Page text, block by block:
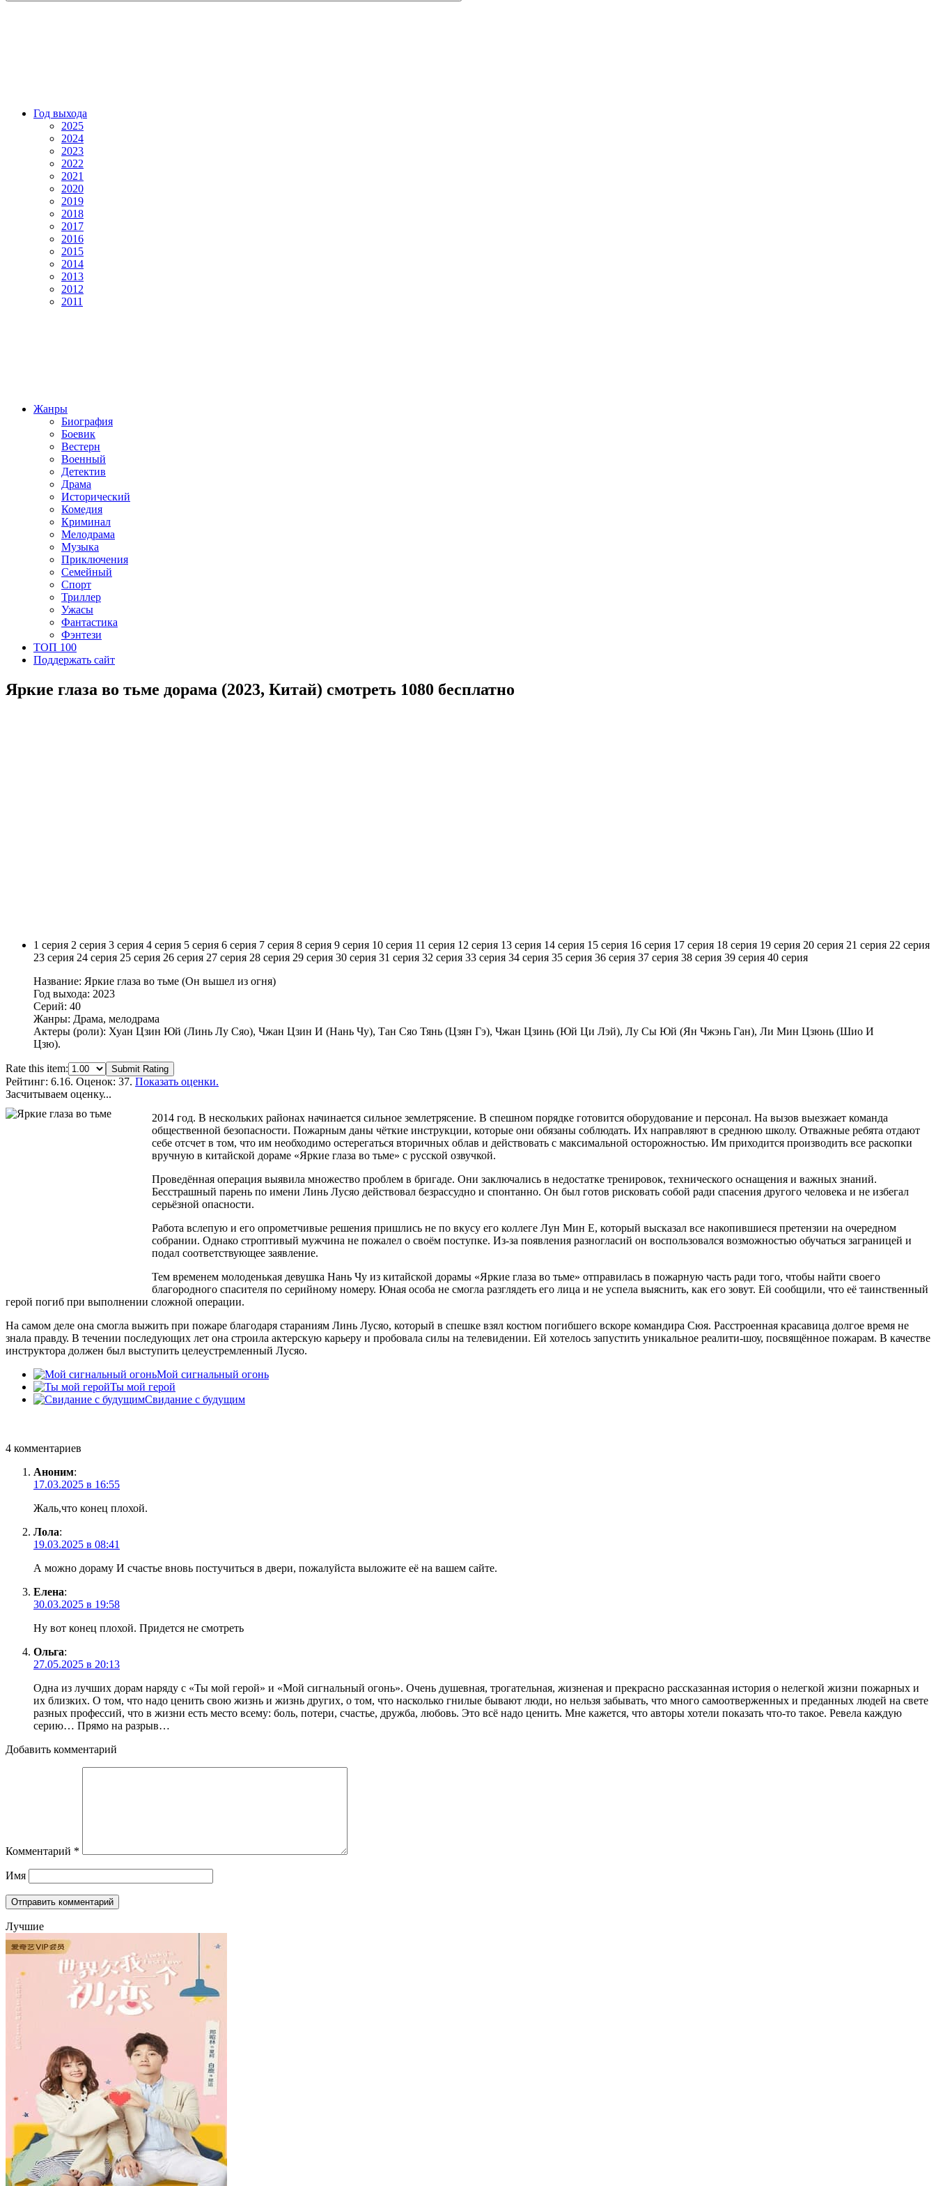
Год выхода
2025
2024
2023
2022
2021
2020
2019
2018
2017
2016
2015
2014
2013
2012
2011
Жанры
Биография
Боевик
Вестерн
Военный
Детектив
Драма
Исторический
Комедия
Криминал
Мелодрама
Музыка
Приключения
Семейный
Спорт
Триллер
Ужасы
Фантастика
Фэнтези
ТОП 100
Поддержать сайт
Яркие глаза во тьме дорама (2023, Китай) смотреть 1080 бесплатно
1 серия 2 серия 3 серия 4 серия 5 серия 6 серия 7 серия 8 серия 9 серия 10 серия 11 серия 12 серия 13 серия 14 серия 15 серия 16 серия 17 серия 18 серия 19 серия 20 серия 21 серия 22 серия
23 серия 24 серия 25 серия 26 серия 27 серия 28 серия 29 серия 30 серия 31 серия 32 серия 33 серия 34 серия 35 серия 36 серия 37 серия 38 серия 39 серия 40 серия
Название: Яркие глаза во тьме (Он вышел из огня)
Год выхода: 2023
Серий: 40
Жанры: Драма, мелодрама
Актеры (роли): Хуан Цзин Юй (Линь Лу Сяо), Чжан Цзин И (Нань Чу), Тан Сяо Тянь (Цзян Гэ), Чжан Цзинь (Юй Ци Лэй), Лу Сы Юй (Ян Чжэнь Ган), Ли Мин Цзюнь (Шио И
Цзю).
Rate this item: Submit Rating
Рейтинг: 6.16. Оценок: 37. Показать оценки.
Засчитываем оценку...
2014 год. В нескольких районах начинается сильное землетрясение. В спешном порядке готовится оборудование и персонал. На вызов выезжает команда
общественной безопасности. Пожарным даны чёткие инструкции, которые они обязаны соблюдать. Их направляют в среднюю школу. Отважные ребята отдают
себе отсчет в том, что им необходимо остерегаться вторичных облав и действовать с максимальной осторожностью. Им приходится производить все раскопки
вручную в китайской дораме «Яркие глаза во тьме» с русской озвучкой.
Проведённая операция выявила множество проблем в бригаде. Они заключались в недостатке тренировок, технического оснащения и важных знаний.
Бесстрашный парень по имени Линь Лусяо действовал безрассудно и спонтанно. Он был готов рисковать собой ради спасения другого человека и не избегал
серьёзной опасности.
Работа вслепую и его опрометчивые решения пришлись не по вкусу его коллеге Лун Мин Е, который высказал все накопившиеся претензии на очередном
собрании. Однако строптивый мужчина не пожалел о своём поступке. Из-за появления разногласий он воспользовался возможностью обучаться заграницей и
подал соответствующее заявление.
Тем временем молоденькая девушка Нань Чу из китайской дорамы «Яркие глаза во тьме» отправилась в пожарную часть ради того, чтобы найти своего
благородного спасителя по серийному номеру. Юная особа не смогла разглядеть его лица и не успела выяснить, как его зовут. Ей сообщили, что её таинственный
герой погиб при выполнении сложной операции.
На самом деле она смогла выжить при пожаре благодаря стараниям Линь Лусяо, который в спешке взял костюм погибшего вскоре командира Сюя. Расстроенная красавица долгое время не
знала правду. В течении последующих лет она строила актерскую карьеру и пробовала силы на телевидении. Ей хотелось запустить уникальное реалити-шоу, посвящённое пожарам. В качестве
инструктора должен был выступить целеустремленный Лусяо.
Мой сигнальный огонь
Ты мой герой
Свидание с будущим
4 комментариев
Аноним:
17.03.2025 в 16:55
Жаль,что конец плохой.
Лола:
19.03.2025 в 08:41
А можно дораму И счастье вновь постучиться в двери, пожалуйста выложите её на вашем сайте.
Елена:
30.03.2025 в 19:58
Ну вот конец плохой. Придется не смотреть
Ольга:
27.05.2025 в 20:13
Одна из лучших дорам наряду с «Ты мой герой» и «Мой сигнальный огонь». Очень душевная, трогательная, жизненая и прекрасно рассказанная история о нелегкой жизни пожарных и
их близких. О том, что надо ценить свою жизнь и жизнь других, о том, что насколько гнилые бывают люди, но нельзя забывать, что много самоотверженных и преданных людей на свете
разных профессий, что в жизни есть место всему: боль, потери, счастье, дружба, любовь. Это всё надо ценить. Мне кажется, что авторы хотели показать что-то такое. Ревела каждую
серию… Прямо на разрыв…
Добавить комментарий
Комментарий *
Имя
Лучшие